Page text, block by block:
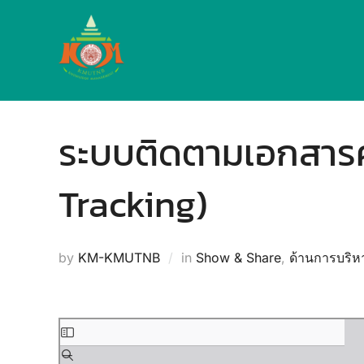
ระบบติดตามเอกสา
Tracking)
by KM-KMUTNB in Show & Share, ด้านการบริห
Skip
to